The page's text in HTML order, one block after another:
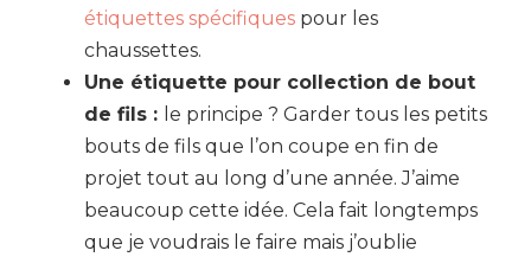
étiquettes spécifiques pour les
chaussettes.
Une étiquette pour collection de bout
de fils : le principe ? Garder tous les petits
bouts de fils que l’on coupe en fin de
projet tout au long d’une année. J’aime
beaucoup cette idée. Cela fait longtemps
que je voudrais le faire mais j’oublie